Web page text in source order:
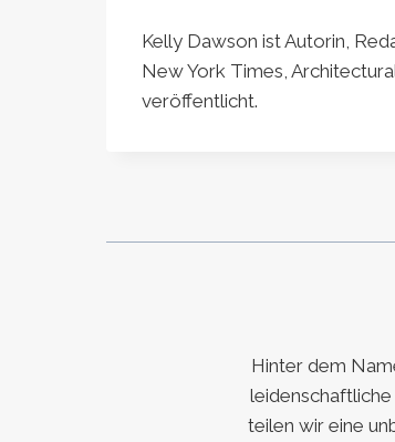
Kelly Dawson ist Autorin,
New York Times,
veröffentlicht.
Hinter dem
leidenschaftliche
teilen wir eine